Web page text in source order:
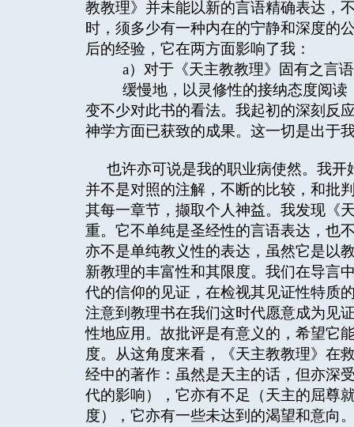
教教理》并未能以新的言语精确表达，
时，须多少有一种内在的宁静和深度的
后的经验，它在两方面影响了我：
a）对于《天主教教理》固有之言
缓慢地，以灵修性的接纳态度阅读
变不少对此书的看法。我起初的深刻反
神学方面已获致的成果。这一切是出于
也许亦可说是我的职业病使然。我
并不是对照的注解，不断的比较，和批
其每一章节，撷取个人神益。我发现《
重。它不单纯是圣经性的言语表达，也
亦不是单纯教义性的表达，虽然它是以
新教理的丰富性和其限度。我们在导言
代的信仰的见证，在检视其见证性特质
注意到教理书在我们这时代愿意成为见
性地应用。故批评是有意义的，希望它
度。从这角度来看，《天主教教理》在
经中的著作：虽然是天主的话，但亦深
代的影响），它亦有不足（天主的屈尊
度），它亦有一些未达到的渴望和意向